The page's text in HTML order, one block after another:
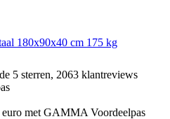
180x90x40 cm 175 kg
5 sterren, 2063 klantreviews
met GAMMA Voordeelpas